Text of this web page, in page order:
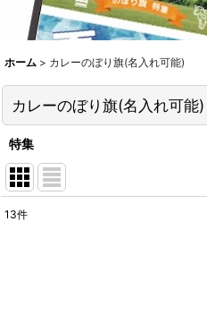
ホーム > カレーのぼり旗(名入れ可能)
カレーのぼり旗(名入れ可能)
特集
13件